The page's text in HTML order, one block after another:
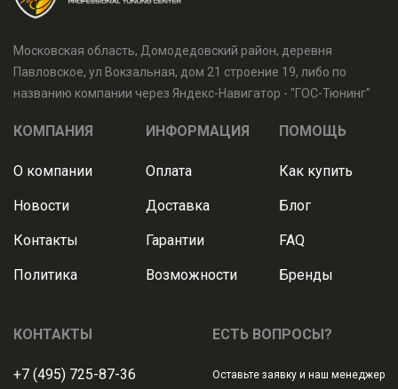
Московская область, Домодедовский район, деревня
Павловское, ул Вокзальная, дом 21 строение 19, либо по
названию компании через Яндекс-Навигатор - "ГОС-Тюнинг"
КОМПАНИЯ
О компании
Новости
Контакты
Политика
ИНФОРМАЦИЯ
Оплата
Доставка
Гарантии
Возможности
ПОМОЩЬ
Как купить
Блог
FAQ
Бренды
КОНТАКТЫ
+7 (495) 725-87-36
ЕСТЬ ВОПРОСЫ?
Оставьте заявку и наш менеджер